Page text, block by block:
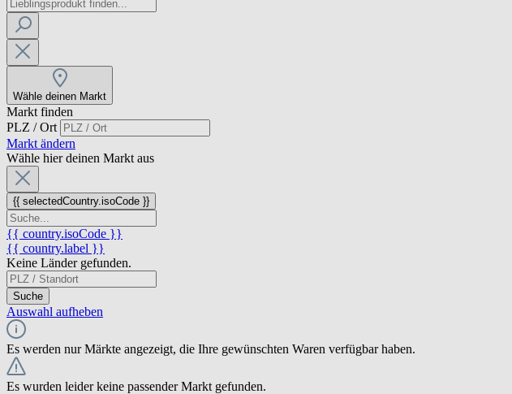
Wähle deinen Markt
Markt finden
PLZ / Ort
Markt ändern
Wähle hier deinen Markt aus
{{ selectedCountry.isoCode }}
{{ country.isoCode }}
{{ country.label }}
Keine Länder gefunden.
Suche
Auswahl aufheben
Es werden nur Märkte angezeigt, die Ihre gewünschten Waren verfügbar haben.
Es wurden leider keine passender Markt gefunden.